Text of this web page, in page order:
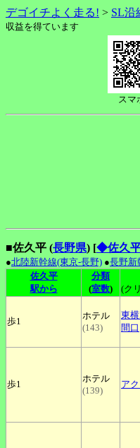
デゴイチよく走る! > SL沿
収益を得ています
スマ
■佐久平 (長野県) [◆佐久
●北陸新幹線(東京-長野) ●長野新
佐久平
駅から
分類
(室数)
(ク
歩1
ホテル
(143)
東
間口
歩1
ホテル
(139)
ア